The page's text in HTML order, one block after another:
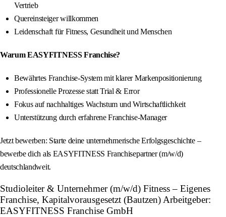
Vertrieb
Quereinsteiger willkommen
Leidenschaft für Fitness, Gesundheit und Menschen
Warum EASYFITNESS Franchise?
Bewährtes Franchise-System mit klarer Markenpositionierung
Professionelle Prozesse statt Trial & Error
Fokus auf nachhaltiges Wachstum und Wirtschaftlichkeit
Unterstützung durch erfahrene Franchise-Manager
Jetzt bewerben: Starte deine unternehmerische Erfolgsgeschichte –
bewerbe dich als EASYFITNESS Franchisepartner (m/w/d)
deutschlandweit.
Studioleiter & Unternehmer (m/w/d) Fitness – Eigenes
Franchise, Kapitalvorausgesetzt (Bautzen) Arbeitgeber:
EASYFITNESS Franchise GmbH